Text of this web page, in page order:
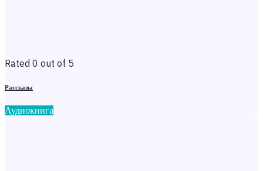
Rated 0 out of 5
Рассказы
Аудиокнига